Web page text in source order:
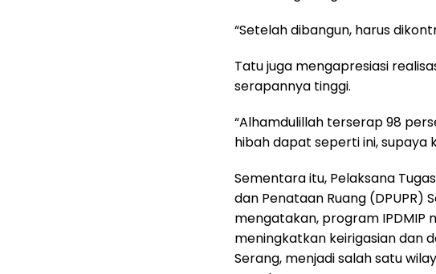
“Setelah dibangun, harus
Tatu juga mengapresiasi
serapannya tinggi.
“Alhamdulillah terserap 98
hibah dapat seperti ini, supaya
Sementara itu, Pelaksana
dan Penataan Ruang (DPUPR)
mengatakan, program IPDMIP
meningkatkan keirigasian dan
Serang, menjadi salah satu